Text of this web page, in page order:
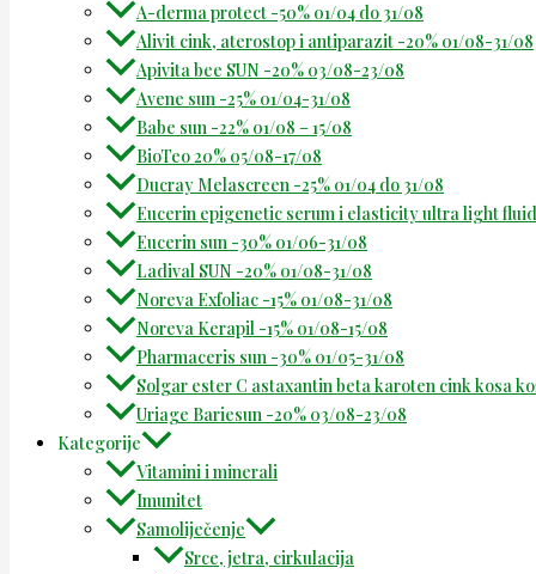
A-derma protect -50% 01/04 do 31/08
Alivit cink, aterostop i antiparazit -20% 01/08-31/08
Apivita bee SUN -20% 03/08-23/08
Avene sun -25% 01/04-31/08
Babe sun -22% 01/08 – 15/08
BioTeo 20% 05/08-17/08
Ducray Melascreen -25% 01/04 do 31/08
Eucerin epigenetic serum i elasticity ultra light
Eucerin sun -30% 01/06-31/08
Ladival SUN -20% 01/08-31/08
Noreva Exfoliac -15% 01/08-31/08
Noreva Kerapil -15% 01/08-15/08
Pharmaceris sun -30% 01/05-31/08
Solgar ester C astaxantin beta karoten cink kosa
Uriage Bariesun -20% 03/08-23/08
Kategorije
Vitamini i minerali
Imunitet
Samoliječenje
Srce, jetra, cirkulacija